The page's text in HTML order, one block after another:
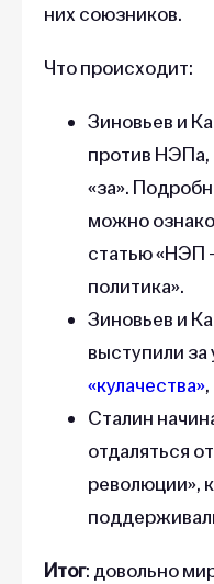
них союзников.
Что происходит:
Зиновьев и
против
«за».
можно
статью «НЭП
политика».
Зиновьев и
выступили за
«кулачества»
Сталин
отдаляться
революции»,
Итог: довольно